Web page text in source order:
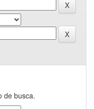
de busca.